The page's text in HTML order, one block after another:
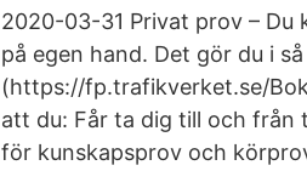
2020-03-31 Privat prov –
på egen hand. Det gör du i
(https://fp.trafikverket.se/
att du: Får ta dig till och från
för kunskapsprov och